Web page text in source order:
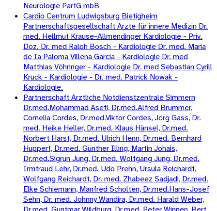
Neurologie PartG mbB
Cardio Centrum Ludwigsburg Bietigheim
Partnerschaftsgesellschaft Arzte für innere Medizin Dr.
med. Hellmut Krause-Allmendinger Kardiologie - Priv.
Doz. Dr. med Ralph Bosch - Kardiologie Dr. med. Maria
de Ia Paloma Villena Garcia - Kardiologie Dr. med
Matthias Vöhringer - Kardiologie Dr. med Sebastian Cyrill
Kruck - Kardiologie - Dr. med. Patrick Nowak -
Kardiologie.
Partnerschaft Ärztliche Notdienstzentrale Simmern
Dr.med.Mohammad Asefi, Dr.med.Alfred Brummer,
Cornelia Cordes, Dr.med.Viktor Cordes, Jörg Gass, Dr.
med. Heike Heller, Dr.med. Klaus Hänsel, Dr.med.
Norbert Harst, Dr.med. Ulrich Henn, Dr.med. Bernhard
Huppert, Dr.med. Günther Illing, Martin Johais,
Dr.med.Sigrun Jung, Dr.med. Wolfgang Jung, Dr.med.
Irmtraud Lehr, Dr.med. Udo Prehn, Ursula Reichardt,
Wolfgang Reichardt, Dr. med. Zhabeez Sadjadi, Dr.med.
Elke Schiemann, Manfred Scholten, Dr.med.Hans-Josef
Sehn, Dr. med. Johnny Wandira, Dr.med. Harald Weber,